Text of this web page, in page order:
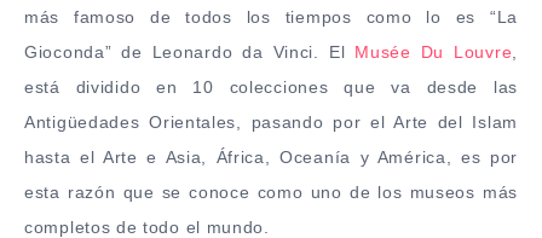
más famoso de todos los tiempos como lo es “La
Gioconda” de Leonardo da Vinci. El Musée Du Louvre
está dividido en 10 colecciones que va desde las
Antigüedades Orientales, pasando por el Arte del Islam
hasta el Arte e Asia, África, Oceanía y América, es por
esta razón que se conoce como uno de los museos más
completos de todo el mundo.